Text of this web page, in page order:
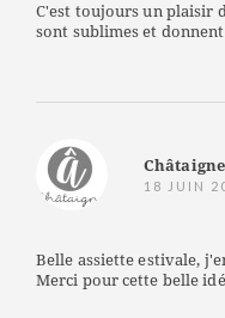
C'est toujours un plaisir
sont sublimes et
Châtaigne
18 JUIN
Belle assiette estivale,
Merci pour cette belle